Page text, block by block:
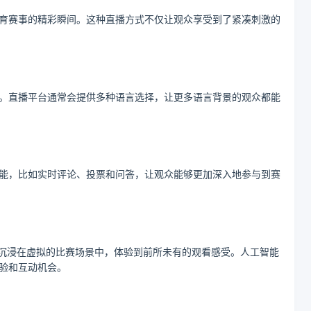
事的精彩瞬间。这种直播方式不仅让观众享受到了紧凑刺激的
播平台通常会提供多种语言选择，让更多语言背景的观众都能
比如实时评论、投票和问答，让观众能够更加深入地参与到赛
在虚拟的比赛场景中，体验到前所未有的观看感受。人工智能
互动机会。